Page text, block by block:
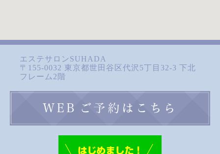
エステサロンSUHADA
〒155-0032 東京都世田谷区代沢5丁目32-3 下北
フレーム2階